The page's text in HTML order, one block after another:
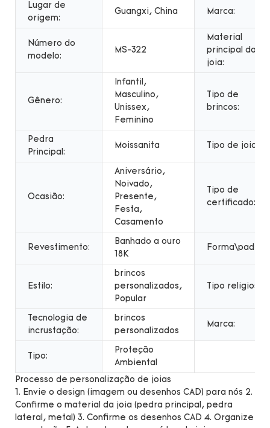
Lugar de
origem:
Guangxi, China Marca:
Número do
modelo:
MS-322
Material
principal da
joia:
Gênero:
Infantil,
Masculino,
Unissex,
Feminino
Tipo de
brincos:
Pedra
Principal:
Moissanita Tipo de joia:
Ocasião:
Aniversário,
Noivado,
Presente,
Festa,
Casamento
Tipo de
certificado:
Revestimento:
Banhado a ouro
18K
Forma\padrão:
Estilo:
brincos
personalizados,
Popular
Tipo religioso:
Tecnologia de
incrustação:
brincos
personalizados
Marca:
Tipo:
Proteção
Ambiental
Processo de personalização de joias
1. Envie o design (imagem ou desenhos CAD) para nós 2.
Confirme o material da joia (pedra principal, pedra
lateral, metal) 3. Confirme os desenhos CAD 4. Organize